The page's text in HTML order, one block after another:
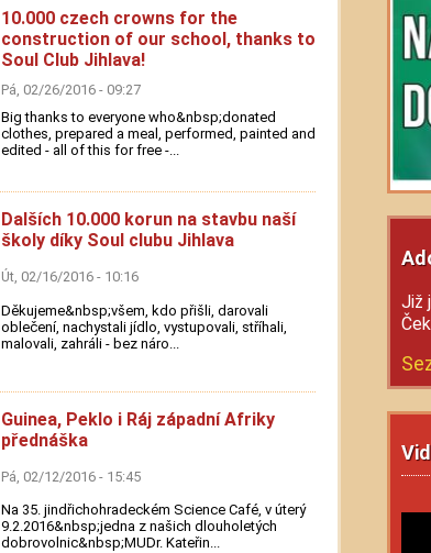
10.000 czech crowns for the
construction of our school, thanks to
Soul Club Jihlava!
Pá, 02/26/2016 - 09:27
Big thanks to everyone who&nbsp;donated
clothes, prepared a meal, performed, painted and
edited - all of this for free -...
Dalších 10.000 korun na stavbu naší
školy díky Soul clubu Jihlava
Út, 02/16/2016 - 10:16
Děkujeme&nbsp;všem, kdo přišli, darovali
oblečení, nachystali jídlo, vystupovali, stříhali,
malovali, zahráli - bez náro...
Guinea, Peklo i Ráj západní Afriky
přednáška
Pá, 02/12/2016 - 15:45
Na 35. jindřichohradeckém Science Café, v úterý
9.2.2016&nbsp;jedna z našich dlouholetých
dobrovolnic&nbsp;MUDr. Kateřin...
Již